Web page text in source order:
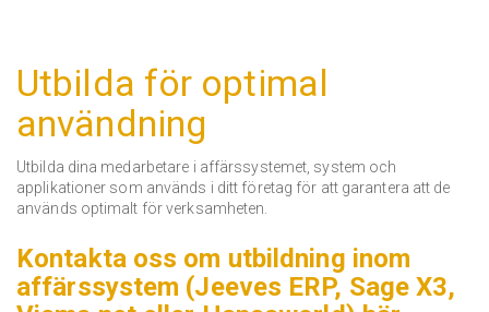
Utbilda för optimal
användning
Utbilda dina medarbetare i affärssystemet, system och
applikationer som används i ditt företag för att garantera att de
används optimalt för verksamheten.
Kontakta oss om utbildning inom
affärssystem (Jeeves ERP, Sage X3,